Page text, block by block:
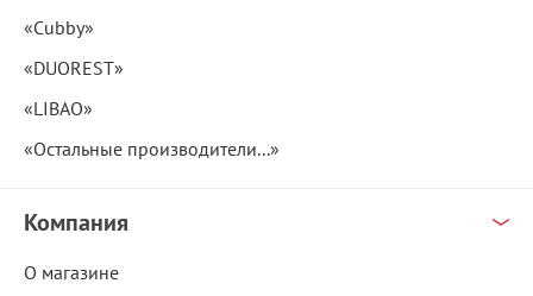
«Cubby»
«DUOREST»
«LIBAO»
«Остальные производители...»
Компания
О магазине